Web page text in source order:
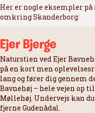
Her er nogle eksempler
omkring Skanderborg:
Ejer Bjerge
Naturstien ved Ejer
på en kort men
lang og fører dig gennem
Bavnehøj – hele vejen op
Møllehøj. Undervejs kan
fjerne Gudenådal.